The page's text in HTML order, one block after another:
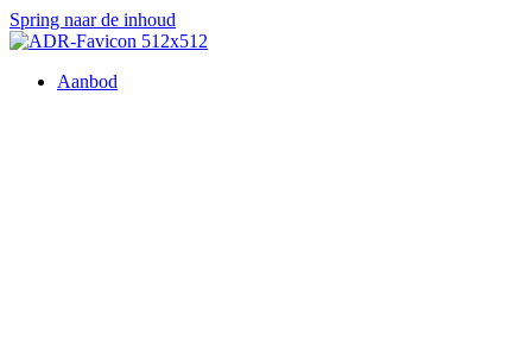
Spring naar de inhoud
Aanbod